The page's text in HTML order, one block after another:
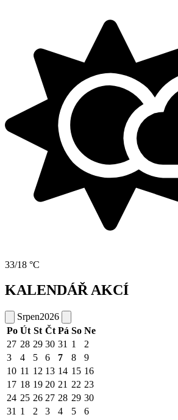
33/18 °C
KALENDÁŘ AKCÍ
Srpen2026
Po Út St Čt Pá So Ne
27 28 29 30 31 1
2
3
4 5 6 7 8
9
10 11 12 13 14 15 16
17 18 19 20 21 22 23
24 25 26 27 28 29 30
31 1 2 3 4 5 6